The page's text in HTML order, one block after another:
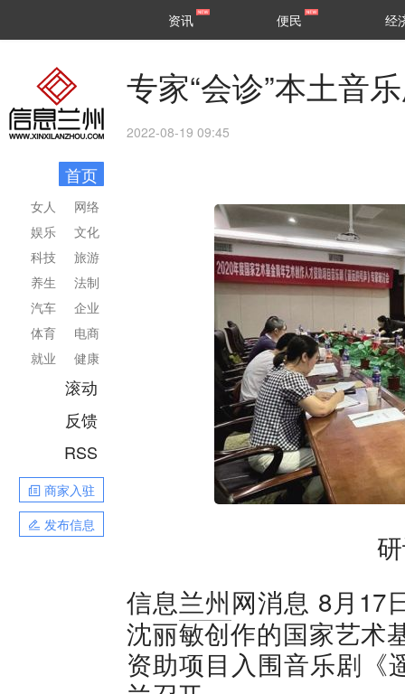
区县
资讯 便民 经
首页
网络
文化
旅游
法制
企业
电商
健康
女人
娱乐
科技
养生
汽车
体育
就业
滚动
反馈
RSS
商家入驻
发布信息
专家“会诊”本土音
2022-08-19 09:45
信息兰州网消息 8月17
沈丽敏创作的国家艺术
资助项目入围音乐剧《